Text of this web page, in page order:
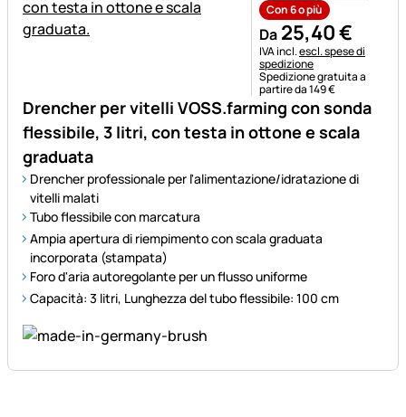
Drencher per vitelli VOSS.farming con sonda
flessibile, 3 litri, con testa in ottone e scala
graduata
Drencher professionale per l'alimentazione/idratazione di
vitelli malati
Tubo flessibile con marcatura
Ampia apertura di riempimento con scala graduata
incorporata (stampata)
Foro d'aria autoregolante per un flusso uniforme
Capacità: 3 litri, Lunghezza del tubo flessibile: 100 cm
Con 6 o più
Da 25,40€
Informazioni fiscali:
IVA incl.escl. spese di
spedizione
Spedizione gratuita a
partire da 149 €